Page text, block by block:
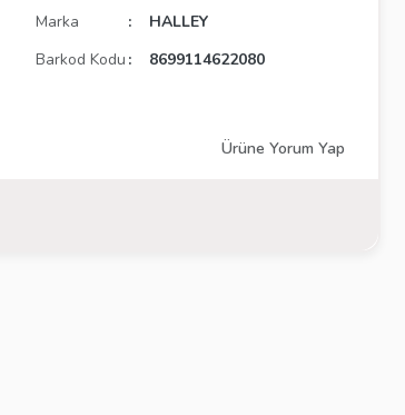
Marka
HALLEY
Barkod Kodu
8699114622080
Ürüne Yorum Yap